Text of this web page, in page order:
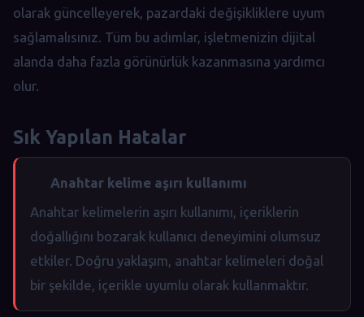
olarak güncelleyerek, pazardaki değişikliklere uyum
sağlamalısınız. Tüm bu adımlar, işletmenizin dijital
alanda daha fazla görünürlük kazanmasına yardımcı
olur.
Sık Yapılan Hatalar
Anahtar kelime aşırı kullanımı
Anahtar kelimelerin aşırı kullanımı, içeriklerin
doğallığını bozarak kullanıcı deneyimini olumsuz
etkiler. Doğru yaklaşım, anahtar kelimeleri doğal
bir şekilde, içerikle uyumlu olarak kullanmaktır.